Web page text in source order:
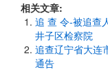
相关文章:
追 查 令-被追查
井子区检察院
追查辽宁省大连
通告